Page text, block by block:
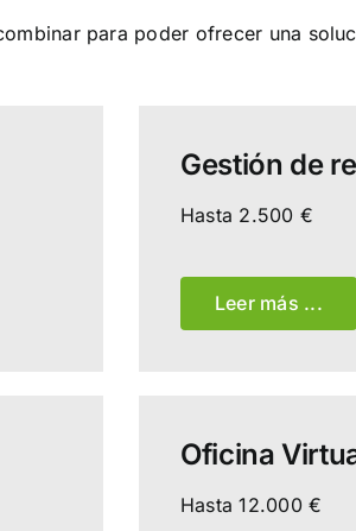
para poder ofrecer una
Gestión de
Hasta 2.500 €
Leer más ...
Oficina
Hasta 12.000 €